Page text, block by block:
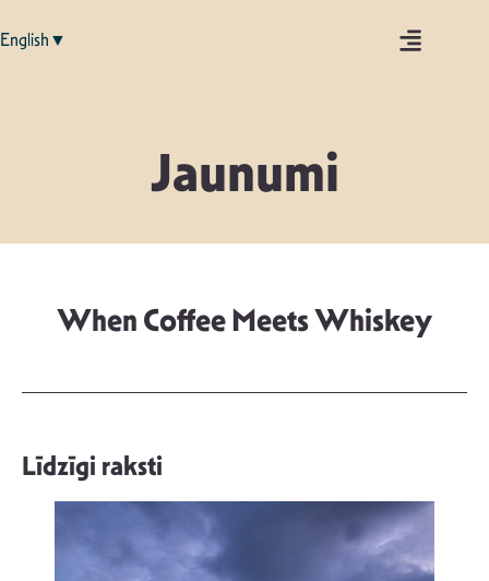
English▼
Jaunumi
When Coffee Meets Whiskey
Līdzīgi raksti